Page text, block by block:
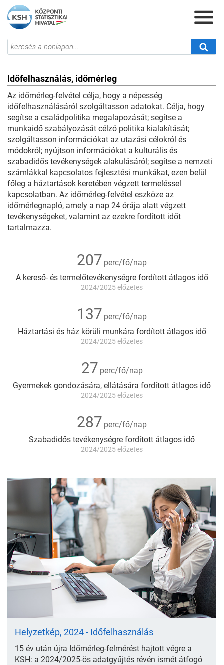
Időfelhasználás, időmérleg
Az időmérleg-felvétel célja, hogy a népesség
időfelhasználásáról szolgáltasson adatokat. Célja, hogy
segítse a családpolitika megalapozását; segítse a
munkaidő szabályozását célzó politika kialakítását;
szolgáltasson információkat az utazási célokról és
módokról; nyújtson információkat a kulturális és
szabadidős tevékenységek alakulásáról; segítse a nemzeti
számlákkal kapcsolatos fejlesztési munkákat, ezen belül
főleg a háztartások keretében végzett termeléssel
kapcsolatban. Az időmérleg-felvétel eszköze az
időmérlegnapló, amely a nap 24 órája alatt végzett
tevékenységeket, valamint az ezekre fordított időt
tartalmazza.
adatok
207 perc/fő/nap
A kereső- és termelőtevékenységre fordított átlagos idő
2024/2025 előzetes
137 perc/fő/nap
Háztartási és ház körüli munkára fordított átlagos idő
2024/2025 előzetes
27 perc/fő/nap
Gyermekek gondozására, ellátására fordított átlagos idő
2024/2025 előzetes
287 perc/fő/nap
Szabadidős tevékenységre fordított átlagos idő
2024/2025 előzetes
Helyzetkép, 2024 - Időfelhasználás
15 év után újra Időmérleg-felmérést hajtott végre a
KSH: a 2024/2025-ös adatgyűjtés révén ismét átfogó